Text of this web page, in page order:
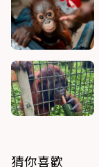
猜你喜歡